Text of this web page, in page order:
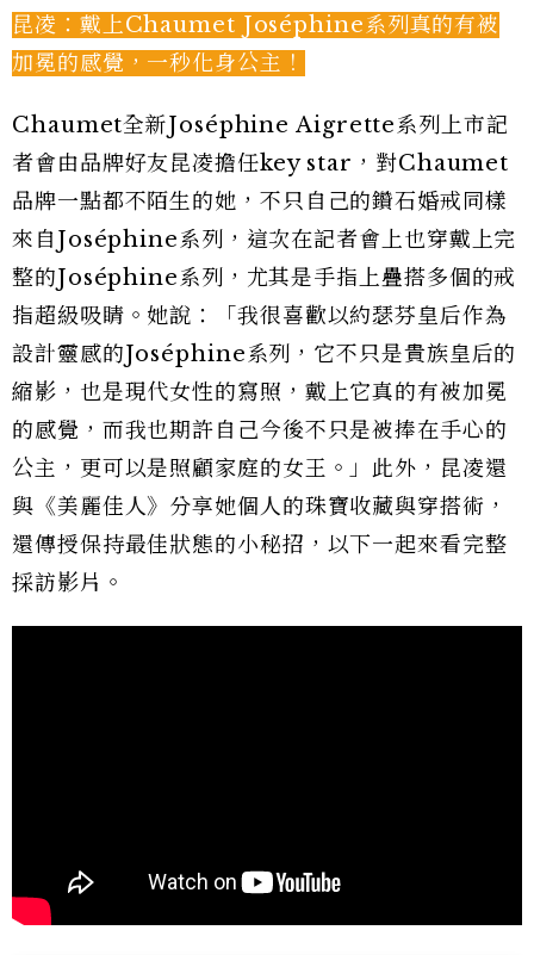
昆凌：戴上Chaumet Joséphine系列真的有被
加冕的感覺，一秒化身公主！
Chaumet全新Joséphine Aigrette系列上市記
者會由品牌好友昆凌擔任key star，對Chaumet
品牌一點都不陌生的她，不只自己的鑽石婚戒同樣
來自Joséphine系列，這次在記者會上也穿戴上完
整的Joséphine系列，尤其是手指上疊搭多個的戒
指超級吸睛。她說：「我很喜歡以約瑟芬皇后作為
設計靈感的Joséphine系列，它不只是貴族皇后的
縮影，也是現代女性的寫照，戴上它真的有被加冕
的感覺，而我也期許自己今後不只是被捧在手心的
公主，更可以是照顧家庭的女王。」此外，昆凌還
與《美麗佳人》分享她個人的珠寶收藏與穿搭術，
還傳授保持最佳狀態的小秘招，以下一起來看完整
採訪影片。